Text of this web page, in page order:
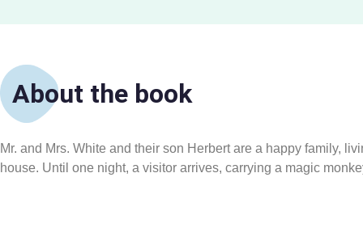
About the book
Mr. and Mrs. White and their son Herbert are a happy family,
house. Until one night, a visitor arrives, carrying a magic